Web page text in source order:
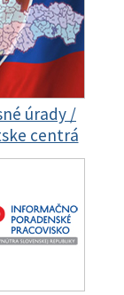
úrady /
centrá